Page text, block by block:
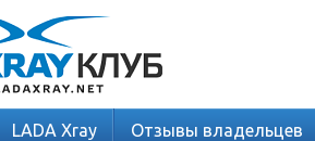
LADA Xray Отзывы владельцев